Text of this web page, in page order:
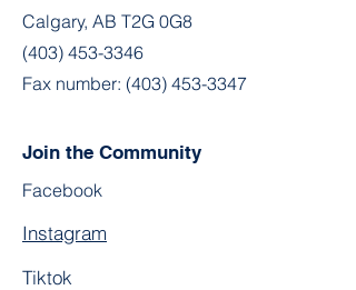
Calgary, AB T2G 0G8
(403) 453-3346
Fax number: (403) 453-3347
Join the Community
Facebook
Instagram
Tiktok